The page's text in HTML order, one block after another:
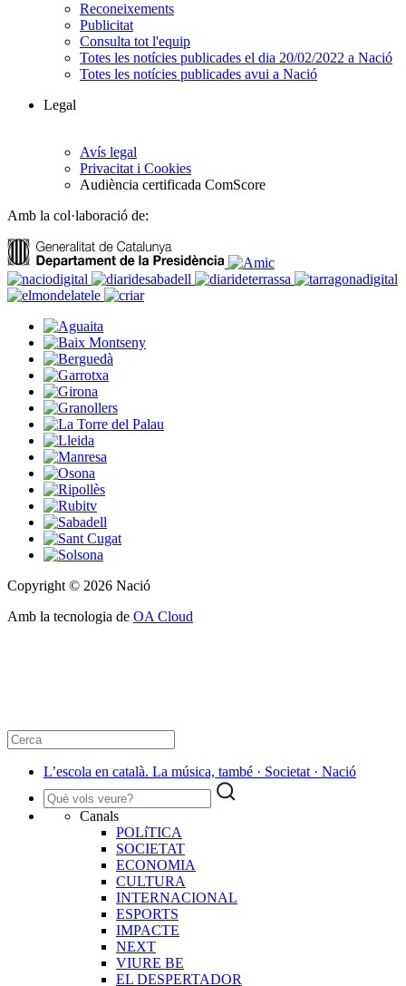
Reconeixements
Publicitat
Consulta tot l'equip
Totes les notícies publicades el dia 20/02/2022 a Nació
Totes les notícies publicades avui a Nació
Legal
Avís legal
Privacitat i Cookies
Audiència certificada ComScore
Amb la col·laboració de:
Copyright © 2026 Nació
Amb la tecnologia de OA Cloud
L’escola en català. La música, també · Societat · Nació
Canals
POLíTICA
SOCIETAT
ECONOMIA
CULTURA
INTERNACIONAL
ESPORTS
IMPACTE
NEXT
VIURE BE
EL DESPERTADOR